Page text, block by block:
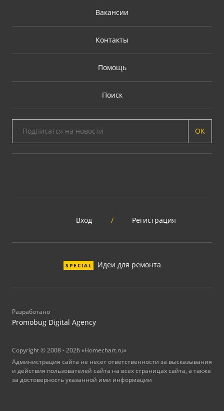
Вакансии
Контакты
Помощь
Поиск
ОК
Вход / Регистрация
SPECIAL Идеи для ремонта
Разработано
Promobug Digital Agency
Copyright © 2008 - 2026 «Homechart.ru»
Администрация сайта не несет ответственности за высказывания
и действия пользователей сайта на всех страницах сайта, а также
за достоверность указанной ими информации